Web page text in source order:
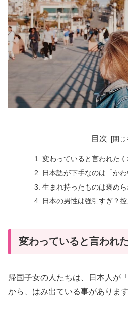
目次
変わっていると言われた
日本語が下手なのは「か
生まれ持ったものは褒め
日本の男性は強引すぎ？
変わっていると言われ
帰国子女の人たちは、日本人が
から、はみ出ている事があります